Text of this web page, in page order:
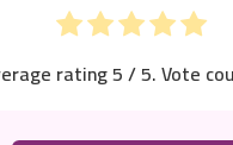
rating5/ 5. Vote